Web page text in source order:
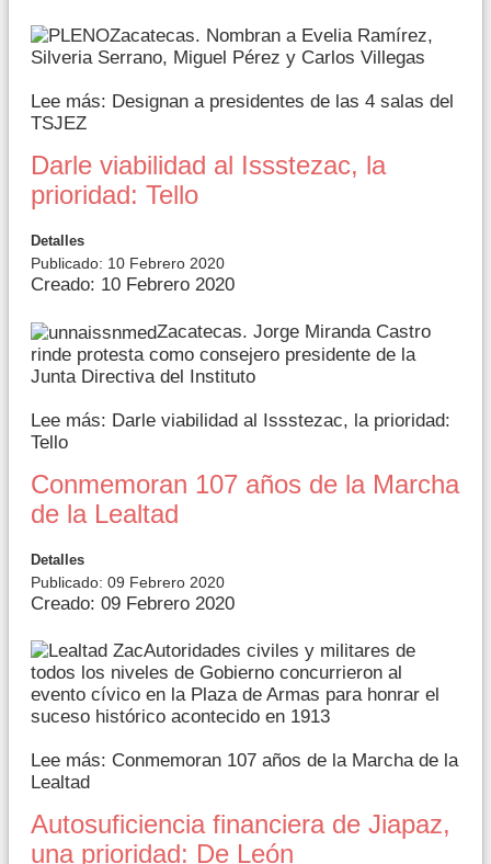
Zacatecas. Nombran a Evelia Ramírez,
Silveria Serrano, Miguel Pérez y Carlos Villegas
Lee más: Designan a presidentes de las 4 salas del
TSJEZ
Darle viabilidad al Issstezac, la
prioridad: Tello
Detalles
Publicado: 10 Febrero 2020
Creado: 10 Febrero 2020
Zacatecas. Jorge Miranda Castro
rinde protesta como consejero presidente de la
Junta Directiva del Instituto
Lee más: Darle viabilidad al Issstezac, la prioridad:
Tello
Conmemoran 107 años de la Marcha
de la Lealtad
Detalles
Publicado: 09 Febrero 2020
Creado: 09 Febrero 2020
Autoridades civiles y militares de
todos los niveles de Gobierno concurrieron al
evento cívico en la Plaza de Armas para honrar el
suceso histórico acontecido en 1913
Lee más: Conmemoran 107 años de la Marcha de la
Lealtad
Autosuficiencia financiera de Jiapaz,
una prioridad: De León